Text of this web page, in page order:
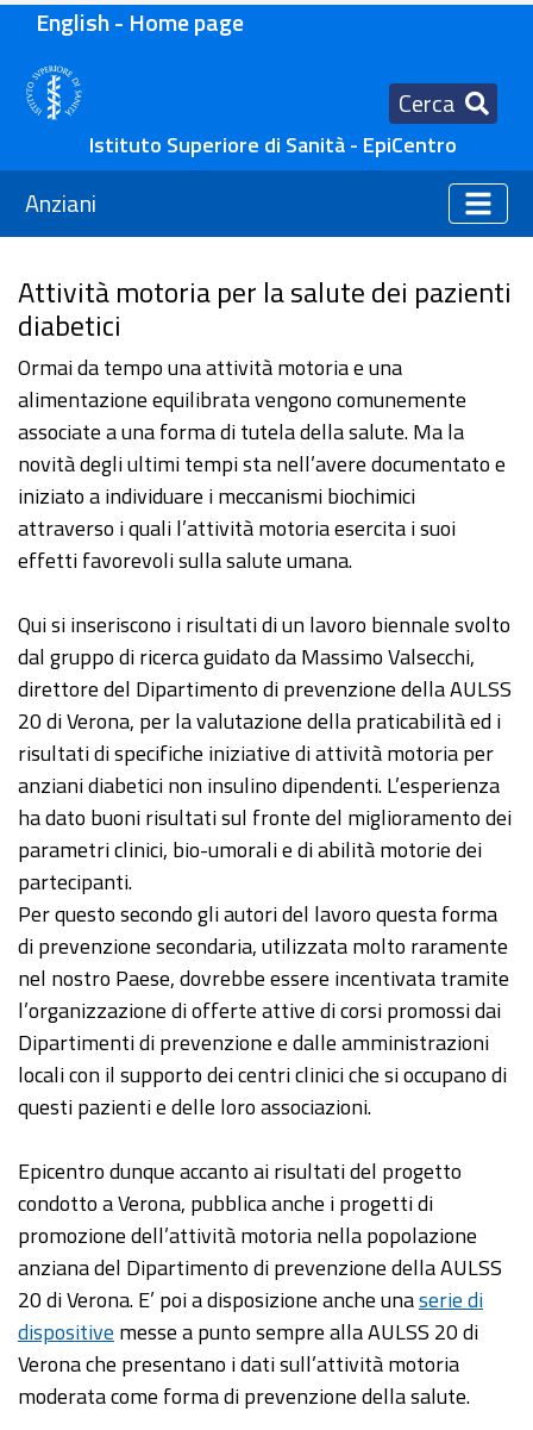
English - Home page
Cerca
Istituto Superiore di Sanità - EpiCentro
Anziani
Attività motoria per la salute dei pazienti
diabetici
Ormai da tempo una attività motoria e una
alimentazione equilibrata vengono comunemente
associate a una forma di tutela della salute. Ma la
novità degli ultimi tempi sta nell’avere documentato e
iniziato a individuare i meccanismi biochimici
attraverso i quali l’attività motoria esercita i suoi
effetti favorevoli sulla salute umana.
Qui si inseriscono i risultati di un lavoro biennale svolto
dal gruppo di ricerca guidato da Massimo Valsecchi,
direttore del Dipartimento di prevenzione della AULSS
20 di Verona, per la valutazione della praticabilità ed i
risultati di specifiche iniziative di attività motoria per
anziani diabetici non insulino dipendenti. L’esperienza
ha dato buoni risultati sul fronte del miglioramento dei
parametri clinici, bio-umorali e di abilità motorie dei
partecipanti.
Per questo secondo gli autori del lavoro questa forma
di prevenzione secondaria, utilizzata molto raramente
nel nostro Paese, dovrebbe essere incentivata tramite
l’organizzazione di offerte attive di corsi promossi dai
Dipartimenti di prevenzione e dalle amministrazioni
locali con il supporto dei centri clinici che si occupano di
questi pazienti e delle loro associazioni.
Epicentro dunque accanto ai risultati del progetto
condotto a Verona, pubblica anche i progetti di
promozione dell’attività motoria nella popolazione
anziana del Dipartimento di prevenzione della AULSS
20 di Verona. E’ poi a disposizione anche unaserie di
dispositive messe a punto sempre alla AULSS 20 di
Verona che presentano i dati sull’attività motoria
moderata come forma di prevenzione della salute.